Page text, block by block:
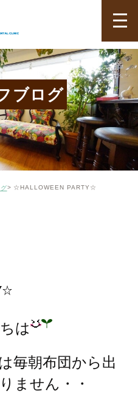
ブログ
☆HALLOWEEN PARTY☆
は
毎朝布団から出
ません・・